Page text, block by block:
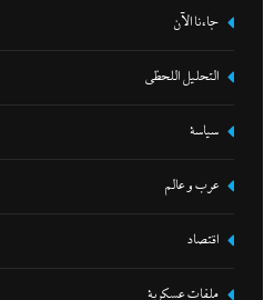
جاءنا الآن
التحليل اللحظي
سياسة
عرب و عالم
اقتصاد
ملفات عسكرية